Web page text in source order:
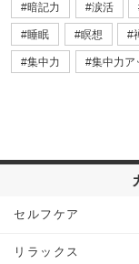
暗記力 涙活
睡眠 瞑想
集中力 集中力ア
セルフケア
リラックス